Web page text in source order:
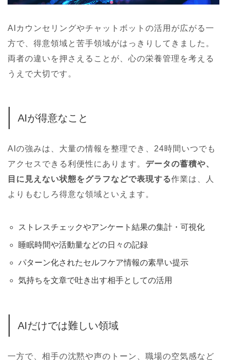
AIカウンセリングやチャットボットの活用が広がる一
方で、得意領域と苦手領域がはっきりしてきました。
両者の違いを押さえることが、心の栄養管理を考える
うえで大切です。
AIが得意なこと
AIの強みは、大量の情報を整理でき、24時間いつでも
アクセスできる利便性にあります。 データの蓄積や、
目に見えない状態をグラフなどで表現する作業は、人
よりもむしろ得意な領域といえます。
ストレスチェックやアンケート結果の集計・可視化
睡眠時間や活動量などの日々の記録
パターン化されたセルフケア情報の素早い提示
気持ちを文章で吐き出す相手としての活用
AIだけでは難しい領域
一方で、相手の沈黙や声のトーン、職場の空気感など